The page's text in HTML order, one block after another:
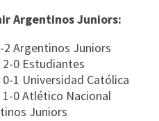
Argentinos Juniors:
Argentinos Juniors
0 Estudiantes
1 Universidad Católica
0 Atlético Nacional
Juniors